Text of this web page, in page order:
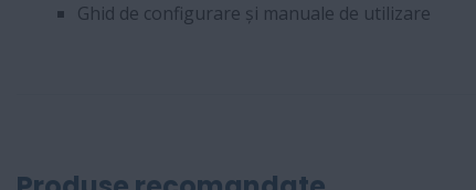
Ghid de configurare și manuale de utilizare